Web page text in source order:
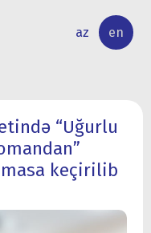
az en
“Uğurlu
keçirilib